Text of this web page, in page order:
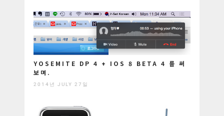
YOSEMITE DP 4 + IOS 8 BETA 4 를 써
보며.
2014년 JULY 27일